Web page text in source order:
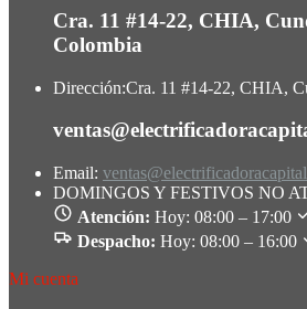
Cra. 11 #14-22, CHIA,
Colombia
Dirección:Cra. 11 #14-22, CHIA,
Email:
DOMINGOS Y FESTIVOS NO
Atención: Hoy: 08:00 – 17:00
Despacho: Hoy: 08:00 – 16:00
Mi cuenta